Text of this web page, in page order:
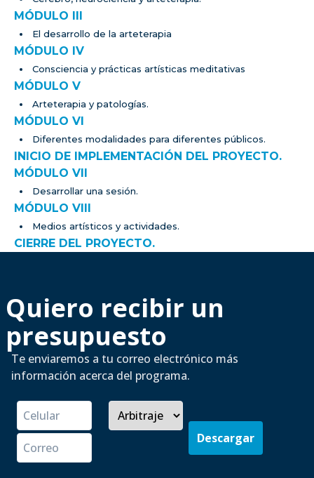
MÓDULO III
El desarrollo de la arteterapia
MÓDULO IV
Consciencia y prácticas artísticas meditativas
MÓDULO V
Arteterapia y patologías.
MÓDULO VI
Diferentes modalidades para diferentes públicos.
INICIO DE IMPLEMENTACIÓN DEL PROYECTO.
MÓDULO VII
Desarrollar una sesión.
MÓDULO VIII
Medios artísticos y actividades.
CIERRE DEL PROYECTO.
Quiero recibir un
presupuesto
Te enviaremos a tu correo electrónico más
información acerca del programa.